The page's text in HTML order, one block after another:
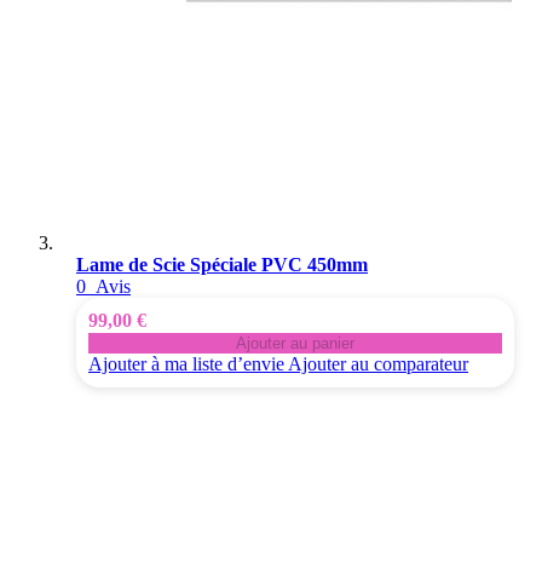
Lame de Scie Spéciale PVC 450mm
0 Avis
99,00 €
Ajouter au panier
Ajouter à ma liste d’envie Ajouter au comparateur